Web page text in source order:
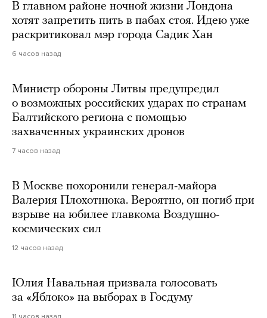
В главном районе ночной жизни Лондона
хотят запретить пить в пабах стоя. Идею уже
раскритиковал мэр города Садик Хан
6 часов назад
Министр обороны Литвы предупредил
о возможных российских ударах по странам
Балтийского региона с помощью
захваченных украинских дронов
7 часов назад
В Москве похоронили генерал-майора
Валерия Плохотнюка. Вероятно, он погиб при
взрыве на юбилее главкома Воздушно-
космических сил
12 часов назад
Юлия Навальная призвала голосовать
за «Яблоко» на выборах в Госдуму
11 часов назад